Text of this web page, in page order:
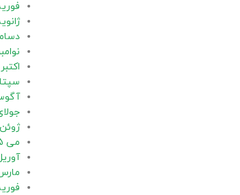
فوریه
ژانویه
دسامبر
نوامبر
اکتبر 2025
آگوست
جولای
ژوئن 2025
می 2025
آوریل
مارس
فوریه